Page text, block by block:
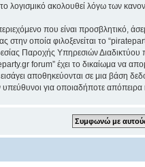
λογισμικό ακολουθεί λόγω των
που είναι προσβλητικό,
στην οποία φιλοξενείται το
Παροχής Υπηρεσιών Διαδικτύου
forum” έχει το δικαίωμα να
αποθηκεύονται σε μια βάση
για οποιαδήποτε